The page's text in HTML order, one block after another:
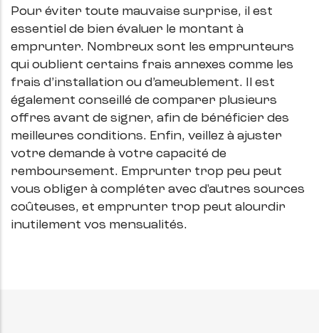
Pour éviter toute mauvaise surprise, il est
essentiel de bien évaluer le montant à
emprunter. Nombreux sont les emprunteurs
qui oublient certains frais annexes comme les
frais d’installation ou d’ameublement. Il est
également conseillé de comparer plusieurs
offres avant de signer, afin de bénéficier des
meilleures conditions. Enfin, veillez à ajuster
votre demande à votre capacité de
remboursement. Emprunter trop peu peut
vous obliger à compléter avec d'autres sources
coûteuses, et emprunter trop peut alourdir
inutilement vos mensualités.